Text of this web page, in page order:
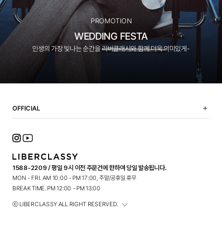
PROMOTION
WEDDING FESTA
인생의 가장 빛나는 순간을 리버클래시와 함께 더욱 의미있게-
OFFICIAL
SHOPPING GUIDE
TERMS OF USE
PRIVACY POLICY
CONTACT
1588-2209 / 평일 9시 이전 주문건에 한하여 당일 발송됩니다.
MON - FRI. AM 10:00 - PM 17:00, 주말/공휴일 휴무
BREAK TIME. PM 12:00 - PM 13:00
ⓒ LIBERCLASSY ALL RIGHT RESERVED.